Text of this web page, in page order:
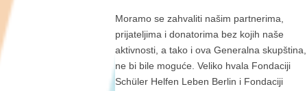
Moramo se zahvaliti našim partnerima,
prijateljima i donatorima bez kojih naše
aktivnosti, a tako i ova Generalna skupština,
ne bi bile moguće. Veliko hvala Fondaciji
Schüler Helfen Leben Berlin i Fondaciji